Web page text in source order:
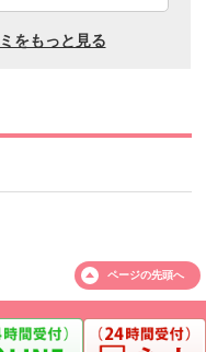
ページの先頭へ